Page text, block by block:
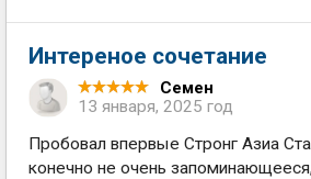
Интереное сочетание
Семен
13 января, 2025 год
Пробовал впервые Стронг Азиа
конечно не очень